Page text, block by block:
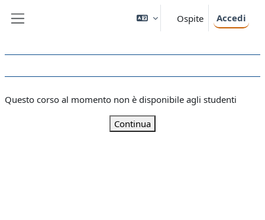
Ospite Accedi
Questo corso al momento non è disponibile agli studenti
Continua